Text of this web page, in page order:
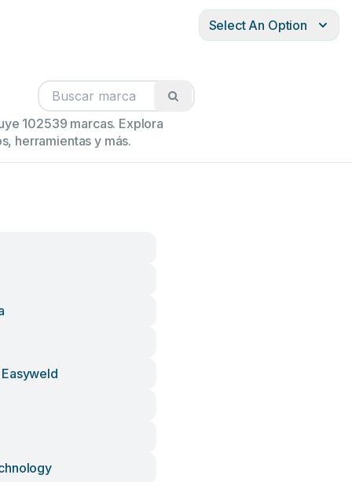
Select An Option
102539 marcas. Explora
herramientas y más.